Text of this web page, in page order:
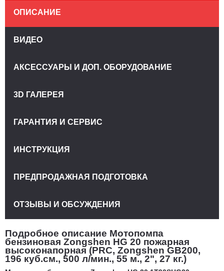
Подробное описание Мотопомпа
бензиновая Zongshen HG 20 пожарная
высоконапорная (PRC, Zongshen GB200,
196 куб.см., 500 л/мин., 55 м., 2", 27 кг.)
ОПИСАНИЕ
ВИДЕО
АКСЕССУАРЫ И ДОП. ОБОРУДОВАНИЕ
3D ГАЛЕРЕЯ
ГАРАНТИЯ И СЕРВИС
ИНСТРУКЦИЯ
ПРЕДПРОДАЖНАЯ ПОДГОТОВКА
ОТЗЫВЫ И ОБСУЖДЕНИЯ